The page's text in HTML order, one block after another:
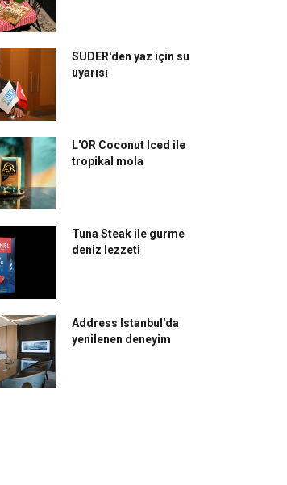
sofralarının markası:
SUDER'den yaz için su
uyarısı
L'OR Coconut Iced ile
tropikal mola
Tuna Steak ile gurme
deniz lezzeti
Address Istanbul'da
yenilenen deneyim